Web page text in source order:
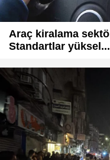
Araç kiralama
Standartlar yüksel...